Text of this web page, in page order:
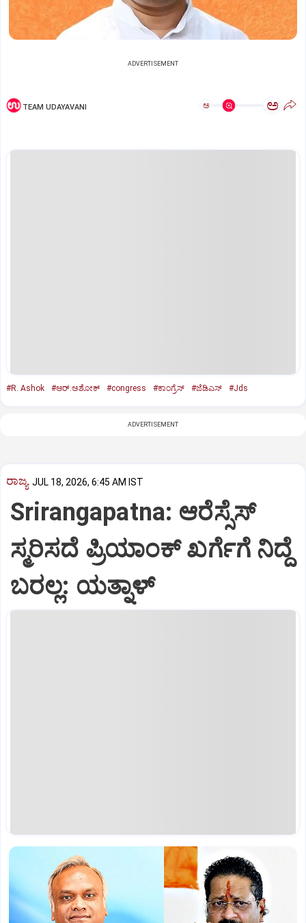
ADVERTISEMENT
TEAM UDAYAVANI ಅ ಅ
#R. Ashok #ಆರ್‌.ಅಶೋಕ್‌ #congress #ಕಾಂಗ್ರೆಸ್‌ #ಜೆಡಿಎಸ್‌ #Jds
ADVERTISEMENT
ರಾಜ್ಯ JUL 18, 2026, 6:45 AM IST
Srirangapatna: ಆರೆಸ್ಸೆಸ್‌
ಸ್ಮರಿಸದೆ ಪ್ರಿಯಾಂಕ್‌ ಖರ್ಗೆಗೆ ನಿದ್ದೆ
ಬರಲ್ಲ: ಯತ್ನಾಳ್‌